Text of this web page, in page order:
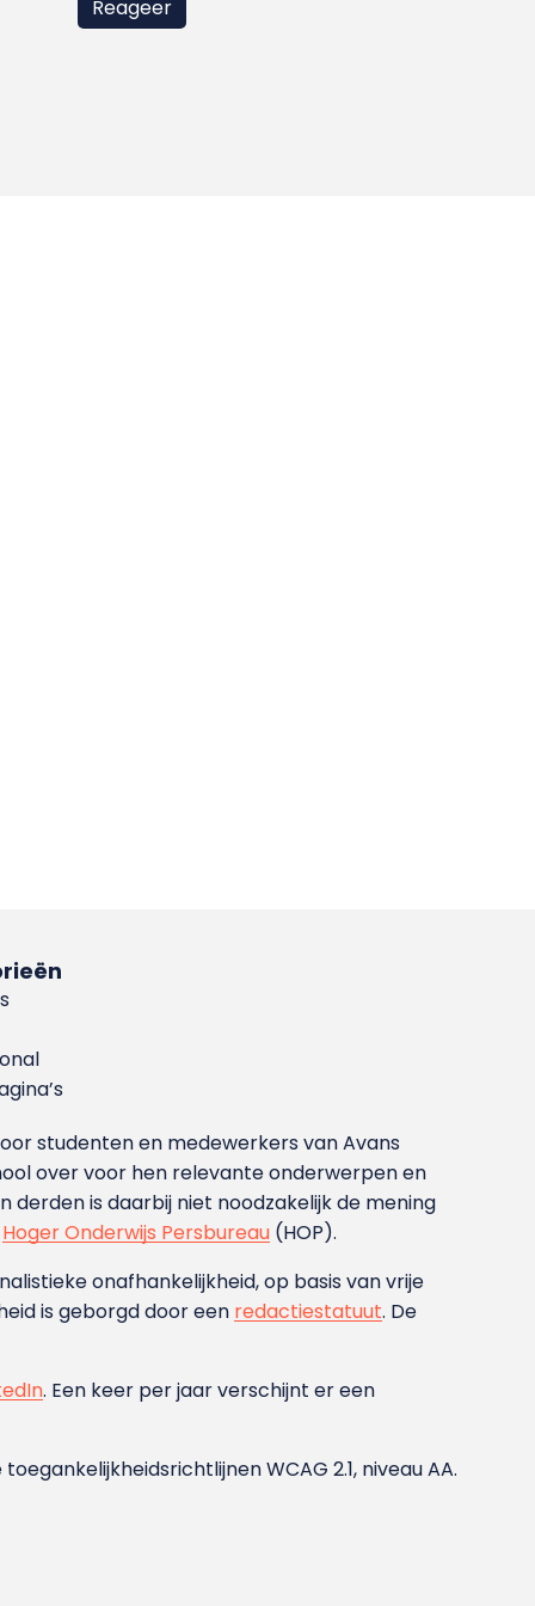
studenten en medewerkers van Avans
over voor hen relevante onderwerpen en
is daarbij niet noodzakelijk de mening
Hoger Onderwijs Persbureau (HOP).
onafhankelijkheid, op basis van vrije
is geborgd door een redactiestatuut. De
. Een keer per jaar verschijnt er een
WCAG 2.1, niveau AA.